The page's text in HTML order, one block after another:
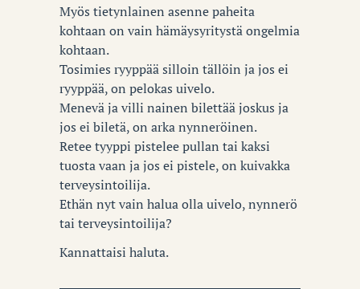
Myös tietynlainen asenne paheita
kohtaan on vain hämäysyritystä ongelmia
kohtaan.
Tosimies ryyppää silloin tällöin ja jos ei
ryyppää, on pelokas uivelo.
Menevä ja villi nainen bilettää joskus ja
jos ei biletä, on arka nynneröinen.
Retee tyyppi pistelee pullan tai kaksi
tuosta vaan ja jos ei pistele, on kuivakka
terveysintoilija.
Ethän nyt vain halua olla uivelo, nynnerö
tai terveysintoilija?
Kannattaisi haluta.